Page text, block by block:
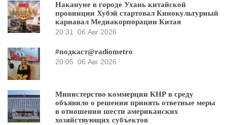
Накануне в городе Ухань китайской
провинции Хубэй стартовал Кинокультурный
карнавал Медиакорпорации Китая
20:31
06 Авг 2026
#подкаст@radiometro
20:05 06 Авг 2026
Министерство коммерции КНР в среду
объявило о решении принять ответные меры
в отношении шести американских
хозяйствующих субъектов